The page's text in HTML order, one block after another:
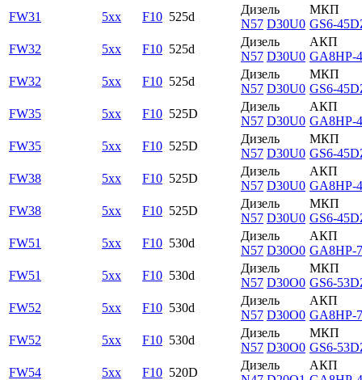
FW31
5xx F10 525d
Дизель
N57 D30U0
МКП
GS6-
FW32
5xx F10 525d
Дизель
N57 D30U0
АКП
GA8HP-
FW32
5xx F10 525d
Дизель
N57 D30U0
МКП
GS6-
FW35
5xx F10 525D
Дизель
N57 D30U0
АКП
GA8HP-
FW35
5xx F10 525D
Дизель
N57 D30U0
МКП
GS6-
FW38
5xx F10 525D
Дизель
N57 D30U0
АКП
GA8HP-
FW38
5xx F10 525D
Дизель
N57 D30U0
МКП
GS6-
FW51
5xx F10 530d
Дизель
N57 D30O0
АКП
GA8HP-
FW51
5xx F10 530d
Дизель
N57 D30O0
МКП
GS6-
FW52
5xx F10 530d
Дизель
N57 D30O0
АКП
GA8HP-
FW52
5xx F10 530d
Дизель
N57 D30O0
МКП
GS6-
FW54
5xx F10 520D
Дизель
АКП